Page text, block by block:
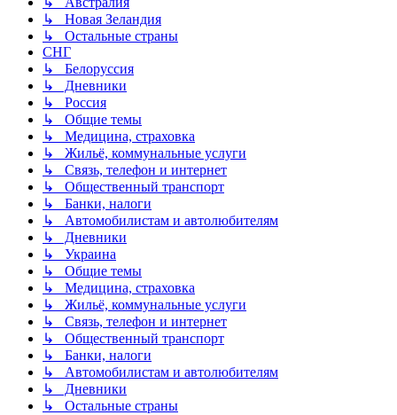
↳ Новая Зеландия
↳ Остальные страны
СНГ
↳ Белоруссия
↳ Дневники
↳ Россия
↳ Общие темы
↳ Медицина, страховка
↳ Жильё, коммунальные услуги
↳ Связь, телефон и интернет
↳ Общественный транспорт
↳ Банки, налоги
↳ Автомобилистам и автолюбителям
↳ Дневники
↳ Украина
↳ Общие темы
↳ Медицина, страховка
↳ Жильё, коммунальные услуги
↳ Связь, телефон и интернет
↳ Общественный транспорт
↳ Банки, налоги
↳ Автомобилистам и автолюбителям
↳ Дневники
↳ Остальные страны